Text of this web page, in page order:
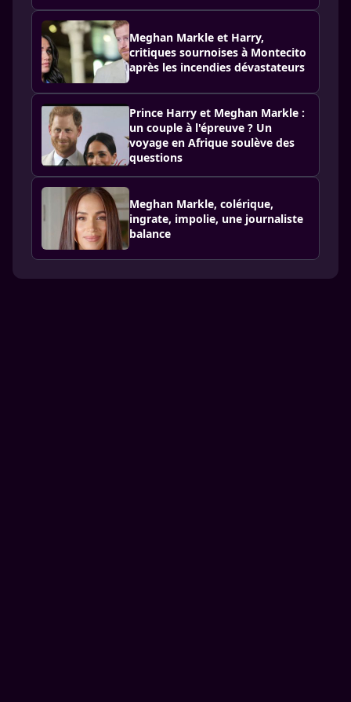
Meghan Markle et Harry,
critiques sournoises à Montecito
après les incendies dévastateurs
Prince Harry et Meghan Markle :
un couple à l'épreuve ? Un
voyage en Afrique soulève des
questions
Meghan Markle, colérique,
ingrate, impolie, une journaliste
balance